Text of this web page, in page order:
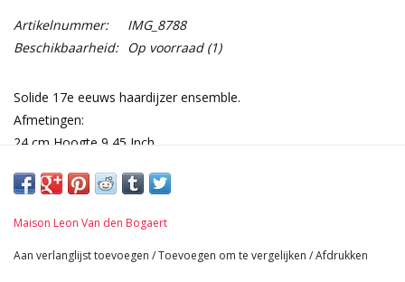
Artikelnummer:
IMG_8788
Beschikbaarheid: Op voorraad(1)
Solide 17e eeuws haardijzer ensemble.
Afmetingen:
24 cm Hoogte 9,45 Inch
67 cm Lengte 26,38 Inch
Bekijk Hier De Volledige Foto Galerij In Hoge Kwaliteit →
Maison Leon Van den Bogaert
Aan verlanglijst toevoegen /Toevoegen om te vergelijken /Afdrukken